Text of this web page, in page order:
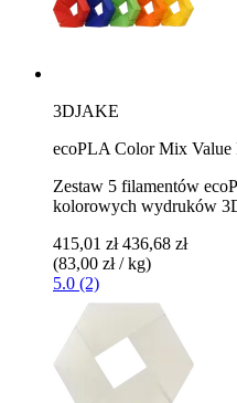
3DJAKE
ecoPLA Color Mix Value
Zestaw 5 filamentów
kolorowych wydruków
415,01 zł 436,68 zł
(83,00 zł / kg)
5.0 (2)